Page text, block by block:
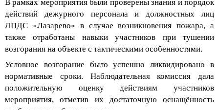
действий дежурного персонала и должностных лиц
ЛПДС «Лазарево» в случае возникновения пожара, а
также отработаны навыки участников при тушении
возгорания на объекте с тактическими особенностями.
нормативные сроки.
Наблюдательная комиссия дала
положительную оценку действиям участников
мероприятия, отметив их достаточную оснащённость
необходимым оборудованием.